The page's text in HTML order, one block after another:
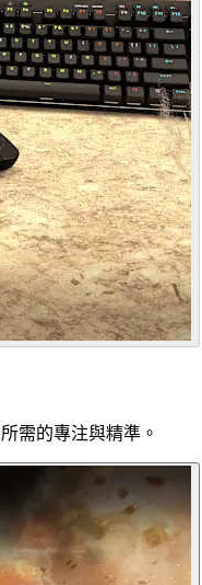
需的專注與精準。